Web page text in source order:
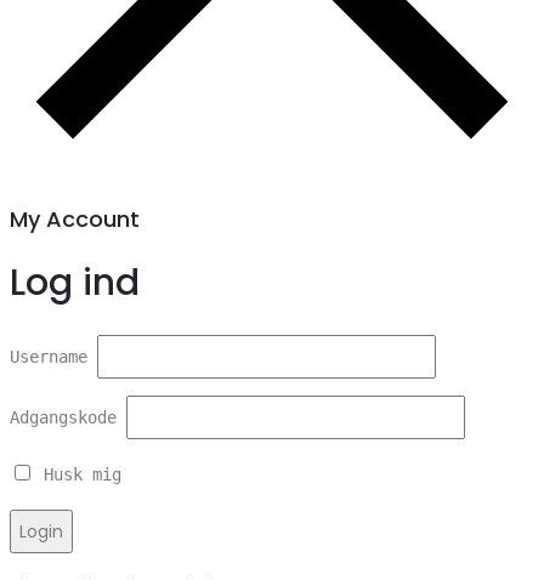
My Account
Log ind
Username
Adgangskode
Husk mig
Login